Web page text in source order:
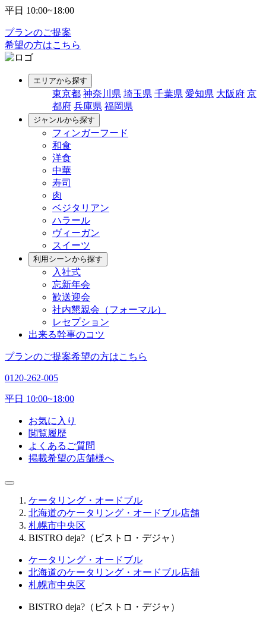
平日 10:00~18:00
プランのご提案
希望の方はこちら
エリアから探す
東京都 神奈川県 埼玉県 千葉県 愛知県 大阪府 京
都府 兵庫県 福岡県
ジャンルから探す
フィンガーフード
和食
洋食
中華
寿司
肉
ベジタリアン
ハラール
ヴィーガン
スイーツ
利用シーンから探す
入社式
忘新年会
歓送迎会
社内懇親会（フォーマル）
レセプション
出来る幹事のコツ
プランのご提案希望の方はこちら
0120-262-005
平日 10:00~18:00
お気に入り
閲覧履歴
よくあるご質問
掲載希望の店舗様へ
ケータリング・オードブル
北海道のケータリング・オードブル店舗
札幌市中央区
BISTRO deja?（ビストロ・デジャ）
ケータリング・オードブル
北海道のケータリング・オードブル店舗
札幌市中央区
BISTRO deja?（ビストロ・デジャ）